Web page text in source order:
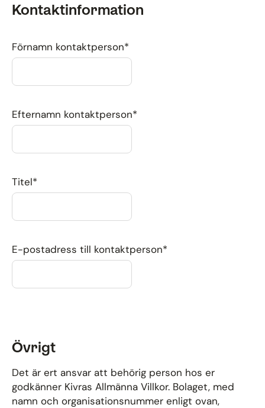
Kontaktinformation
Förnamn kontaktperson*
Efternamn kontaktperson*
Titel*
E-postadress till kontaktperson*
Övrigt
Det är ert ansvar att behörig person hos er
godkänner Kivras Allmänna Villkor. Bolaget, med
namn och organisationsnummer enligt ovan,